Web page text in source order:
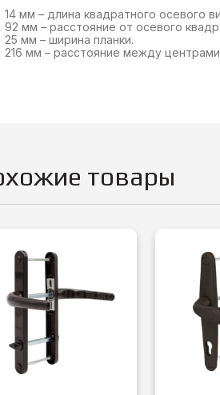
14 мм – длина квадратного осевого
92 мм – расстояние от осевого
25 мм – ширина планки.
216 мм – расстояние между
товары